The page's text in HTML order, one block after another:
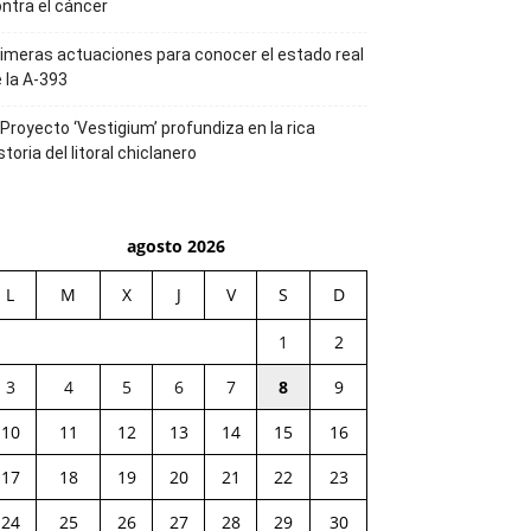
el cáncer
actuaciones para conocer el estado real
la A-393
Proyecto ‘Vestigium’ profundiza en la rica
del litoral chiclanero
agosto 2026
L M X J V S D
1
2
3
4 5 6 7 8
9
10
11 12 13 14 15
16
17
18 19 20 21 22
23
24
25 26 27 28 29
30